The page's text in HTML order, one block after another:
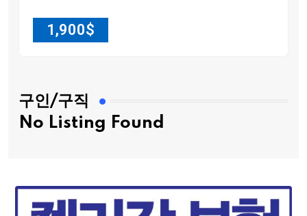
1,900$
구인/구직
No Listing Found